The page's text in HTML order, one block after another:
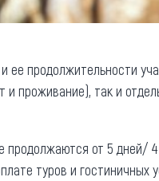
ее продолжительности
проживание), так и
продолжаются от 5 дней/
туров и